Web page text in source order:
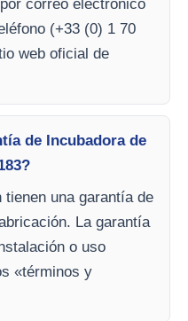
correo electrónico
(+33 (0) 1 70
web oficial de
de Incubadora de
tienen una garantía de
La garantía
o uso
«términos y